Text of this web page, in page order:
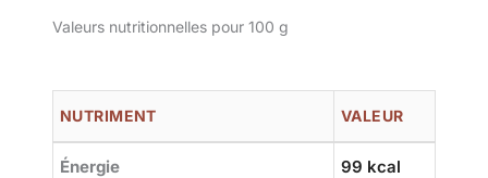
Valeurs nutritionnelles pour 100 g
NUTRIMENT VALEUR
Énergie 99 kcal